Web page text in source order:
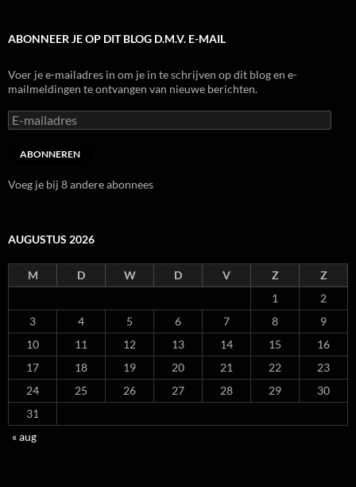
ABONNEER JE OP DIT BLOG D.M.V. E-MAIL
Voer je e-mailadres in om je in te schrijven op dit blog en e-
mailmeldingen te ontvangen van nieuwe berichten.
E-
mailadres
ABONNEREN
Voeg je bij 8 andere abonnees
AUGUSTUS 2026
M D W D V Z
Z
1
2
3
4 5 6 7 8
9
10
11 12 13 14 15
16
17
18 19 20 21 22
23
24
25 26 27 28 29
30
31
« aug